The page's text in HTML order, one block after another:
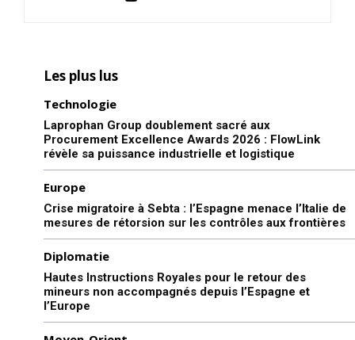
Les plus lus
Technologie
Laprophan Group doublement sacré aux
Procurement Excellence Awards 2026 : FlowLink
révèle sa puissance industrielle et logistique
Europe
Crise migratoire à Sebta : l’Espagne menace l’Italie de
mesures de rétorsion sur les contrôles aux frontières
Diplomatie
Hautes Instructions Royales pour le retour des
mineurs non accompagnés depuis l’Espagne et
l’Europe